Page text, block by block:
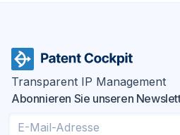
Transparent IP Management
Abonnieren Sie unseren